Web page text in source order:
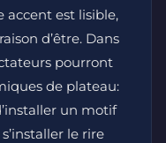
accent est lisible,
d’être. Dans
pourront
de plateau:
un motif
le rire